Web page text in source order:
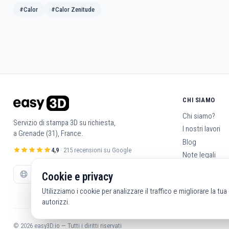
#Calor #Calor Zenitude
Servizio di stampa 3D su richiesta,
a Grenade (31), France.
4,9· 215 recensioni su Google
CHI SIAMO
Chi siamo?
I nostri lavori
Blog
Note legali
© 2026 easy3D.io — Tutti i diritti riservati
Cookie e privacy
Utilizziamo i cookie per analizzare il traffico e migliorare la
autorizzi.